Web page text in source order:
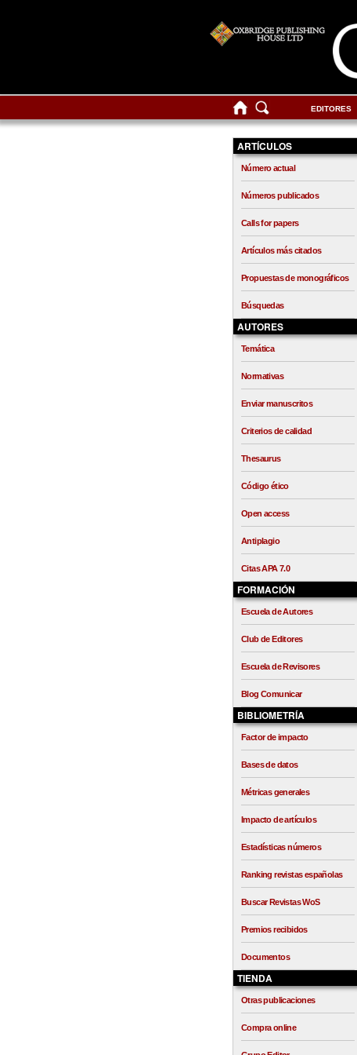
EDITORES
ARTÍCULOS
Número actual
Números publicados
Calls for papers
Artículos más citados
Propuestas de monográficos
Búsquedas
AUTORES
Temática
Normativas
Enviar manuscritos
Criterios de calidad
Thesaurus
Código ético
Open access
Antiplagio
Citas APA 7.0
FORMACIÓN
Escuela de Autores
Club de Editores
Escuela de Revisores
Blog Comunicar
BIBLIOMETRÍA
Factor de impacto
Bases de datos
Métricas generales
Impacto de artículos
Estadísticas números
Ranking revistas españolas
Buscar Revistas WoS
Premios recibidos
Documentos
TIENDA
Otras publicaciones
Compra online